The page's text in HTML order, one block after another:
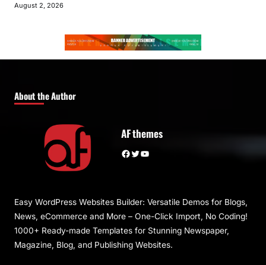
August 2, 2026
About the Author
AF themes
Facebook Twitter YouTube
Easy WordPress Websites Builder: Versatile Demos for Blogs,
News, eCommerce and More – One-Click Import, No Coding!
1000+ Ready-made Templates for Stunning Newspaper,
Magazine, Blog, and Publishing Websites.